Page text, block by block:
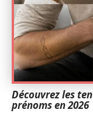
Découvrez les
prénoms en 2026